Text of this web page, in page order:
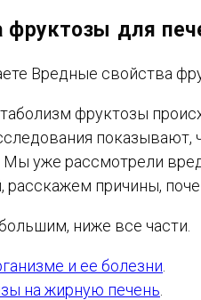
для
фруктозы
показывают,
Мы уже рассмотрели
расскажем причины,
ниже все части.
и ее болезни
на жирную печень